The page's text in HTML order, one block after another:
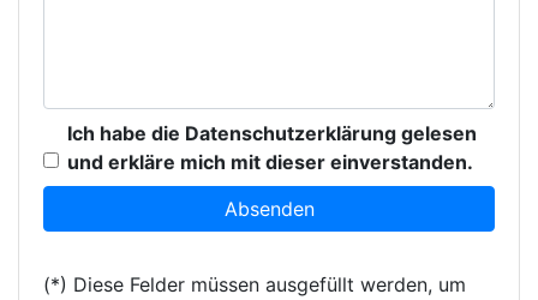
Ich habe die Datenschutzerklärung gelesen
und erkläre mich mit dieser einverstanden.
(*) Diese Felder müssen ausgefüllt werden, um